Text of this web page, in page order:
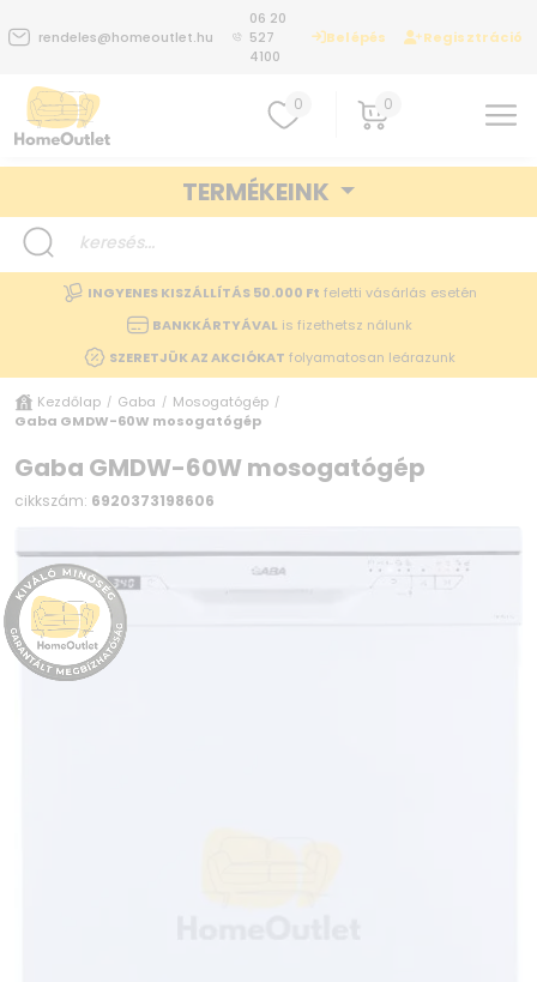
rendeles@homeoutlet.hu
06 20
527
4100
Belépés Regisztráció
0 0
TERMÉKEINK
INGYENES KISZÁLLÍTÁS 50.000 Ft feletti vásárlás esetén
BANKKÁRTYÁVALis fizethetsz nálunk
SZERETJÜK AZ AKCIÓKAT folyamatosan leárazunk
Kezdőlap / Gaba / Mosogatógép /
Gaba GMDW-60W mosogatógép
Gaba GMDW-60W mosogatógép
cikkszám: 6920373198606